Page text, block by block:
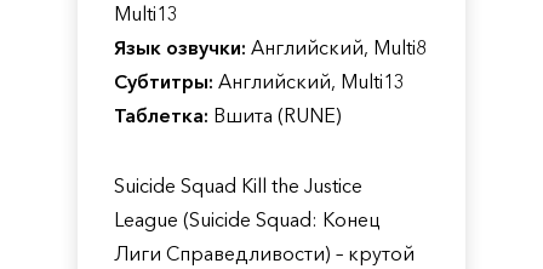
Multi13
Язык озвучки: Английский, Multi8
Субтитры: Английский, Multi13
Таблетка: Вшита (RUNE)
Suicide Squad Kill the Justice
League (Suicide Squad: Конец
Лиги Справедливости) – крутой